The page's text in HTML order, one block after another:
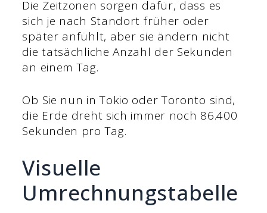
Die Zeitzonen sorgen dafür, dass es
sich je nach Standort früher oder
später anfühlt, aber sie ändern nicht
die tatsächliche Anzahl der Sekunden
an einem Tag.
Ob Sie nun in Tokio oder Toronto sind,
die Erde dreht sich immer noch 86.400
Sekunden pro Tag.
Visuelle
Umrechnungstabelle